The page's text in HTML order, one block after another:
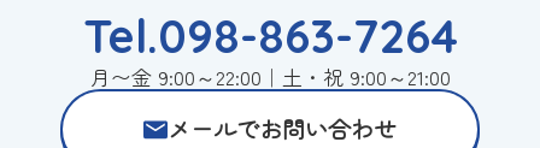
Tel.098-863-7264
月〜金 9:00～22:00｜土・祝 9:00～21:00
メールでお問い合わせ